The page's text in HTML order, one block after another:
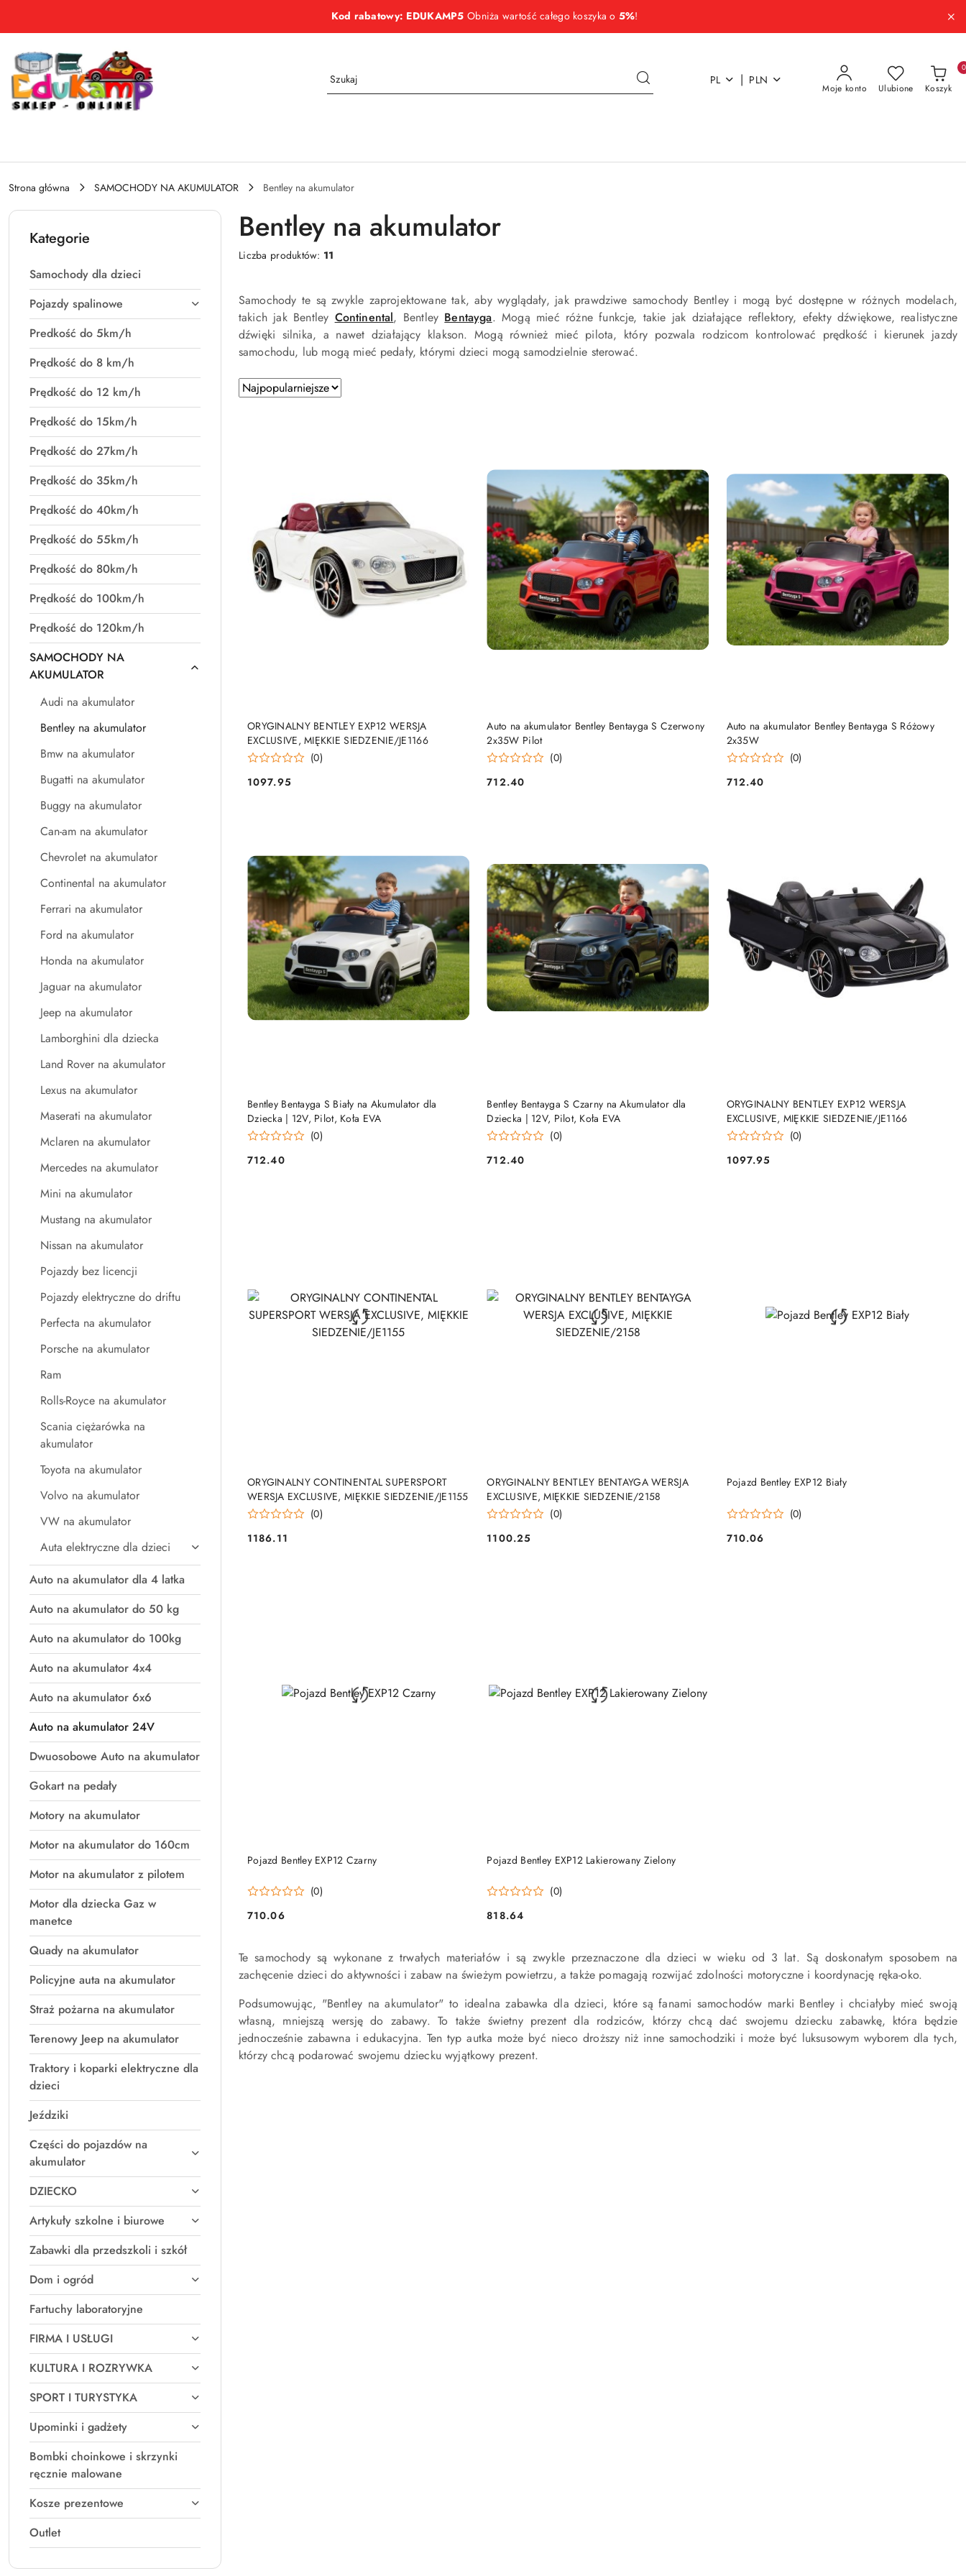
Kod rabatowy: EDUKAMP5 Obniża wartość całego koszyka o 5%!
PL | PLN
Moje konto Ulubione Koszyk
0
Strona główna SAMOCHODY NA AKUMULATOR Bentley na akumulator
Kategorie
Samochody dla dzieci
Pojazdy spalinowe
Predkość do 5km/h
Prędkość do 8 km/h
Prędkość do 12 km/h
Prędkość do 15km/h
Prędkość do 27km/h
Prędkość do 35km/h
Prędkość do 40km/h
Prędkość do 55km/h
Prędkość do 80km/h
Prędkość do 100km/h
Prędkość do 120km/h
SAMOCHODY NA
AKUMULATOR
Audi na akumulator
Bentley na akumulator
Bmw na akumulator
Bugatti na akumulator
Buggy na akumulator
Can-am na akumulator
Chevrolet na akumulator
Continental na akumulator
Ferrari na akumulator
Ford na akumulator
Honda na akumulator
Jaguar na akumulator
Jeep na akumulator
Lamborghini dla dziecka
Land Rover na akumulator
Lexus na akumulator
Maserati na akumulator
Mclaren na akumulator
Mercedes na akumulator
Mini na akumulator
Mustang na akumulator
Nissan na akumulator
Pojazdy bez licencji
Pojazdy elektryczne do driftu
Perfecta na akumulator
Porsche na akumulator
Ram
Rolls-Royce na akumulator
Scania ciężarówka na
akumulator
Toyota na akumulator
Volvo na akumulator
VW na akumulator
Auta elektryczne dla dzieci
Auto na akumulator dla 4 latka
Auto na akumulator do 50 kg
Auto na akumulator do 100kg
Auto na akumulator 4x4
Auto na akumulator 6x6
Auto na akumulator 24V
Dwuosobowe Auto na akumulator
Gokart na pedały
Motory na akumulator
Motor na akumulator do 160cm
Motor na akumulator z pilotem
Motor dla dziecka Gaz w
manetce
Quady na akumulator
Policyjne auta na akumulator
Straż pożarna na akumulator
Terenowy Jeep na akumulator
Traktory i koparki elektryczne dla
dzieci
Jeździki
Części do pojazdów na
akumulator
DZIECKO
Artykuły szkolne i biurowe
Zabawki dla przedszkoli i szkół
Dom i ogród
Fartuchy laboratoryjne
FIRMA I USŁUGI
KULTURA I ROZRYWKA
SPORT I TURYSTYKA
Upominki i gadżety
Bombki choinkowe i skrzynki
ręcznie malowane
Kosze prezentowe
Outlet
Bentley na akumulator
Liczba produktów: 11
Samochody te są zwykle zaprojektowane tak, aby wyglądały, jak prawdziwe samochody Bentley i mogą być dostępne w różnych modelach,
takich jak Bentley Continental, Bentley Bentayga. Mogą mieć różne funkcje, takie jak działające reflektory, efekty dźwiękowe, realistyczne
dźwięki silnika, a nawet działający klakson. Mogą również mieć pilota, który pozwala rodzicom kontrolować prędkość i kierunek jazdy
samochodu, lub mogą mieć pedały, którymi dzieci mogą samodzielnie sterować.
Zastosowano
sortowanie:
Sortuj
według
ORYGINALNY BENTLEY EXP12 WERSJA
EXCLUSIVE, MIĘKKIE SIEDZENIE/JE1166
(0)
Cena:
1097.95
DODAJ DO KOSZYKA
Auto na akumulator Bentley Bentayga S Czerwony
2x35W Pilot
(0)
Cena:
712.40
DODAJ DO KOSZYKA
Auto na akumulator Bentley Bentayga S Różowy
2x35W
(0)
Cena:
712.40
DODAJ DO KOSZYKA
Bentley Bentayga S Biały na Akumulator dla
Dziecka | 12V, Pilot, Koła EVA
(0)
Cena:
712.40
DODAJ DO KOSZYKA
Bentley Bentayga S Czarny na Akumulator dla
Dziecka | 12V, Pilot, Koła EVA
(0)
Cena:
712.40
DODAJ DO KOSZYKA
ORYGINALNY BENTLEY EXP12 WERSJA
EXCLUSIVE, MIĘKKIE SIEDZENIE/JE1166
(0)
Cena:
1097.95
DODAJ DO KOSZYKA
ORYGINALNY CONTINENTAL SUPERSPORT
WERSJA EXCLUSIVE, MIĘKKIE SIEDZENIE/JE1155
(0)
Cena:
1186.11
PRODUKT NIEDOSTĘPNY
ORYGINALNY BENTLEY BENTAYGA WERSJA
EXCLUSIVE, MIĘKKIE SIEDZENIE/2158
(0)
Cena:
1100.25
PRODUKT NIEDOSTĘPNY Pojazd Bentley EXP12 Biały
(0)
Cena:
710.06
PRODUKT NIEDOSTĘPNY
Pojazd Bentley EXP12 Czarny
(0)
Cena:
710.06
Pojazd Bentley EXP12 Lakierowany Zielony
(0)
Cena:
818.64
PRODUKT NIEDOSTĘPNY
Te samochody są wykonane z trwałych materiałów i są zwykle przeznaczone dla dzieci w wieku od 3 lat. Są doskonałym sposobem na
zachęcenie dzieci do aktywności i zabaw na świeżym powietrzu, a także pomagają rozwijać zdolności motoryczne i koordynację ręka-oko.
Podsumowując, "Bentley na akumulator" to idealna zabawka dla dzieci, które są fanami samochodów marki Bentley i chciałyby mieć swoją
własną, mniejszą wersję do zabawy. To także świetny prezent dla rodziców, którzy chcą dać swojemu dziecku zabawkę, która będzie
jednocześnie zabawna i edukacyjna. Ten typ autka może być nieco droższy niż inne samochodziki i może być luksusowym wyborem dla tych,
którzy chcą podarować swojemu dziecku wyjątkowy prezent.